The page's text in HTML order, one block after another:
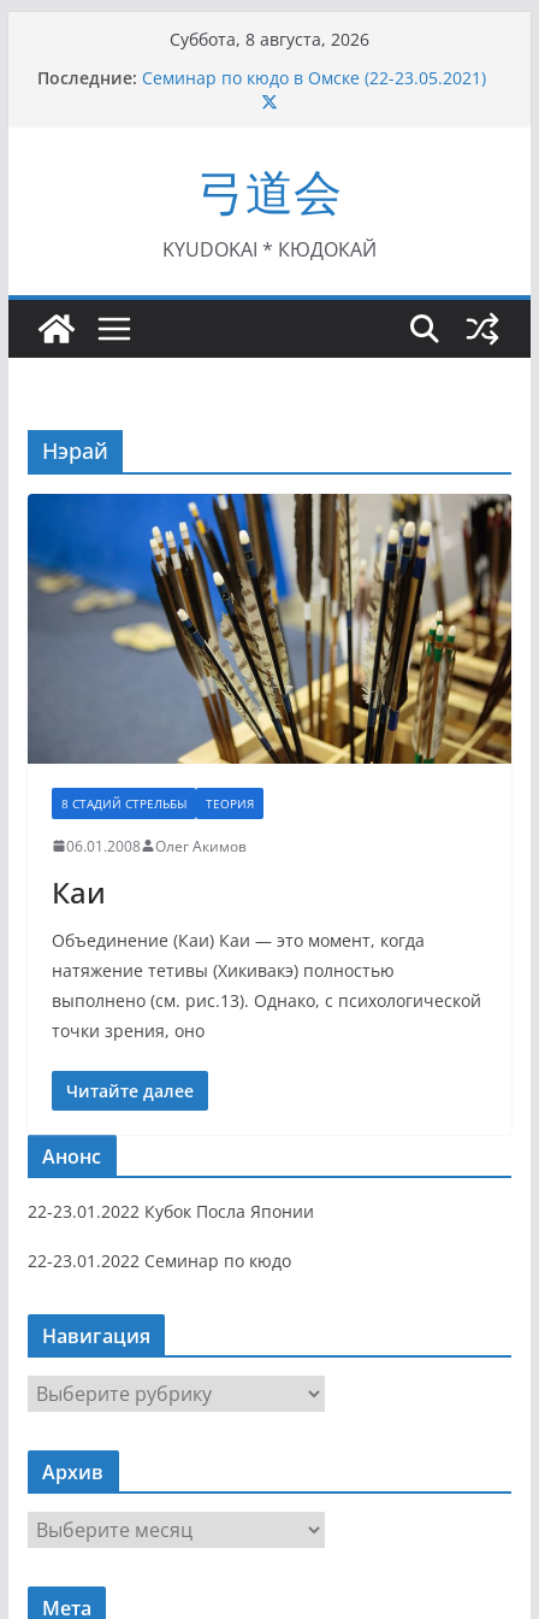
содержимому
Суббота, 8 августа, 2026
Последние: Семинар по кюдо в Омске (22-23.05.2021)
Чемпионат Росcии, Дёмино (2-5.09.2021)
II Кубок Посла Японии в России по Кюдо,
Орёл (25.07.2021)
I этап Кубка Московской области по Кюдо /
Сейдокан II (27.06.2021)
弓道会
KYUDOKAI * КЮДОКАЙ
Нэрай
8 СТАДИЙ СТРЕЛЬБЫ ТЕОРИЯ
06.01.2008 Олег Акимов
Каи
Объединение (Каи) Каи — это момент, когда
натяжение тетивы (Хикивакэ) полностью
выполнено (см. рис.13). Однако, с психологической
точки зрения, оно
Читайте далее
Анонс
22-23.01.2022 Кубок Посла Японии
22-23.01.2022 Семинар по кюдо
Навигация
Н
а
в
г
Архив
р
х
Мета